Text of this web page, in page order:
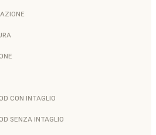
CON INTAGLIO
SENZA INTAGLIO